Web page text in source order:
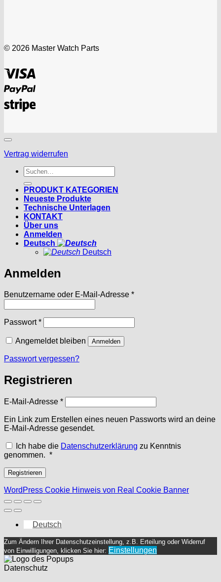
© 2026 Master Watch Parts
PayPal
Stripe
Vertrag widerrufen
Suchen
nach:
PRODUKT KATEGORIEN
Neueste Produkte
Technische Unterlagen
KONTAKT
Über uns
Anmelden
Deutsch
Deutsch
Anmelden
Benutzername oder E-Mail-Adresse *Erforderlich
Passwort*Erforderlich
Angemeldet bleiben Anmelden
Passwort vergessen?
Registrieren
E-Mail-Adresse *Erforderlich
Ein Link zum Erstellen eines neuen Passworts wird an deine
E-Mail-Adresse gesendet.
Ich habe die Datenschutzerklärung zu Kenntnis
genommen. *Erforderlich
Registrieren
WordPress Cookie Hinweis von Real Cookie Banner
Deutsch
Zum Ändern Ihrer Datenschutzeinstellung, z.B. Erteilung oder Widerruf
von Einwilligungen, klicken Sie hier: Einstellungen
Datenschutz